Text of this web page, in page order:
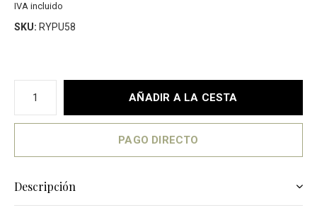
IVA incluido
SKU: RYPU58
AÑADIR A LA CESTA
PAGO DIRECTO
Descripción